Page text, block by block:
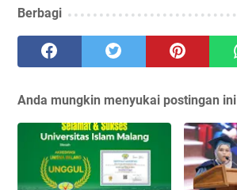
Berbagi
Anda mungkin menyukai postingan ini